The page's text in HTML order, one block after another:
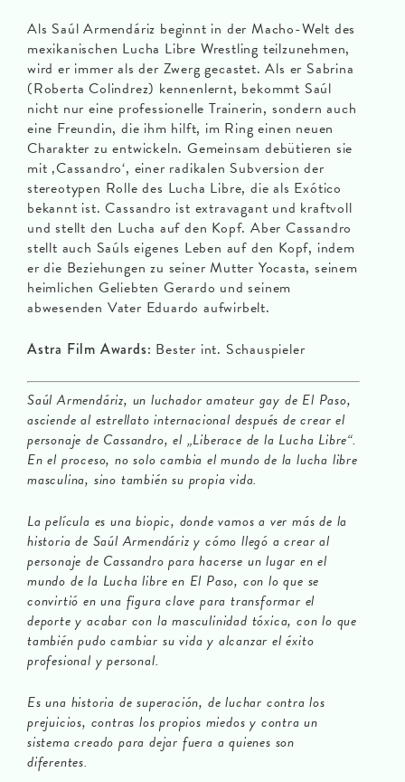
Als Saúl Armendáriz beginnt in der Macho-Welt des
mexikanischen Lucha Libre Wrestling teilzunehmen,
wird er immer als der Zwerg gecastet. Als er Sabrina
(Roberta Colindrez) kennenlernt, bekommt Saúl
nicht nur eine professionelle Trainerin, sondern auch
eine Freundin, die ihm hilft, im Ring einen neuen
Charakter zu entwickeln. Gemeinsam debütieren sie
mit ‚Cassandro‘, einer radikalen Subversion der
stereotypen Rolle des Lucha Libre, die als Exótico
bekannt ist. Cassandro ist extravagant und kraftvoll
und stellt den Lucha auf den Kopf. Aber Cassandro
stellt auch Saúls eigenes Leben auf den Kopf, indem
er die Beziehungen zu seiner Mutter Yocasta, seinem
heimlichen Geliebten Gerardo und seinem
abwesenden Vater Eduardo aufwirbelt.
Astra Film Awards: Bester int. Schauspieler
Saúl Armendáriz, un luchador amateur gay de El Paso,
asciende al estrellato internacional después de crear el
personaje de Cassandro, el „Liberace de la Lucha Libre“.
En el proceso, no solo cambia el mundo de la lucha libre
masculina, sino también su propia vida.
La película es una biopic, donde vamos a ver más de la
historia de Saúl Armendáriz y cómo llegó a crear al
personaje de Cassandro para hacerse un lugar en el
mundo de la Lucha libre en El Paso, con lo que se
convirtió en una figura clave para transformar el
deporte y acabar con la masculinidad tóxica, con lo que
también pudo cambiar su vida y alcanzar el éxito
profesional y personal.
Es una historia de superación, de luchar contra los
prejuicios, contras los propios miedos y contra un
sistema creado para dejar fuera a quienes son
diferentes.